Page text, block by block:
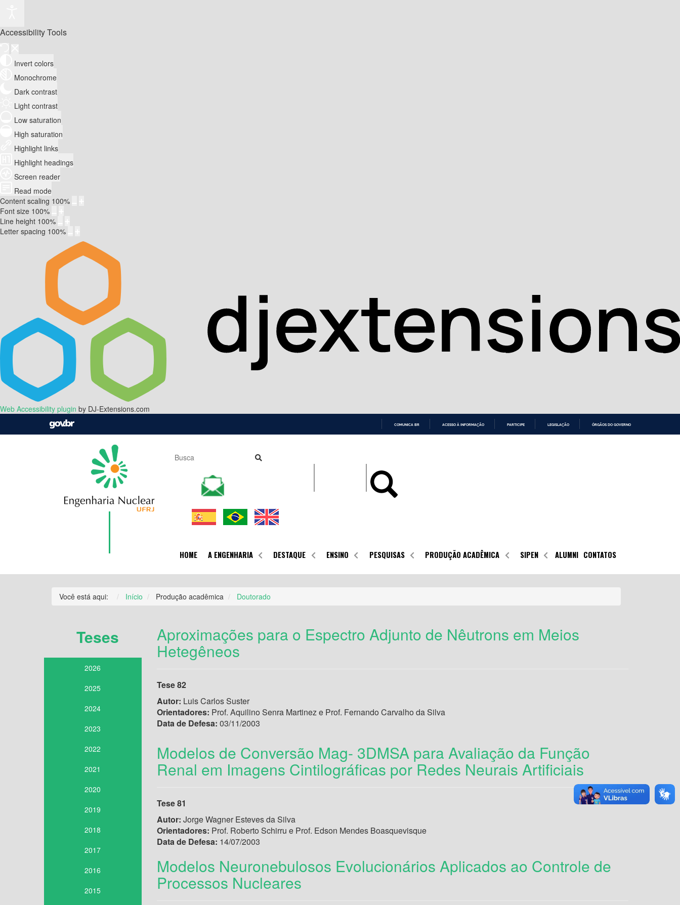
Accessibility Tools
Invert colors
Monochrome
Dark contrast
Light contrast
Low saturation
High saturation
Highlight links
Highlight headings
Screen reader
Read mode
Content scaling 100%
Font size 100%
Line height 100%
Letter spacing 100%
Web Accessibility plugin by DJ-Extensions.com
COMUNICA BR ACESSO À INFORMAÇÃO PARTICIPE LEGISLAÇÃO ÓRGÃOS DO GOVERNO
HOME A ENGENHARIA DESTAQUE ENSINO PESQUISAS PRODUÇÃO ACADÊMICA SIPEN ALUMNI CONTATOS
Você está aqui: Início Produção acadêmica Doutorado
Teses
2026
2025
2024
2023
2022
2021
2020
2019
2018
2017
2016
2015
Aproximações para o Espectro Adjunto de Nêutrons em Meios
Hetegêneos
Tese 82
Autor: Luis Carlos Suster
Orientadores: Prof. Aquilino Senra Martinez e Prof. Fernando Carvalho da Silva
Data de Defesa: 03/11/2003
Modelos de Conversão Mag- 3DMSA para Avaliação da Função
Renal em Imagens Cintilográficas por Redes Neurais Artificiais
Tese 81
Autor: Jorge Wagner Esteves da Silva
Orientadores: Prof. Roberto Schirru e Prof. Edson Mendes Boasquevisque
Data de Defesa: 14/07/2003
Modelos Neuronebulosos Evolucionários Aplicados ao Controle de
Processos Nucleares